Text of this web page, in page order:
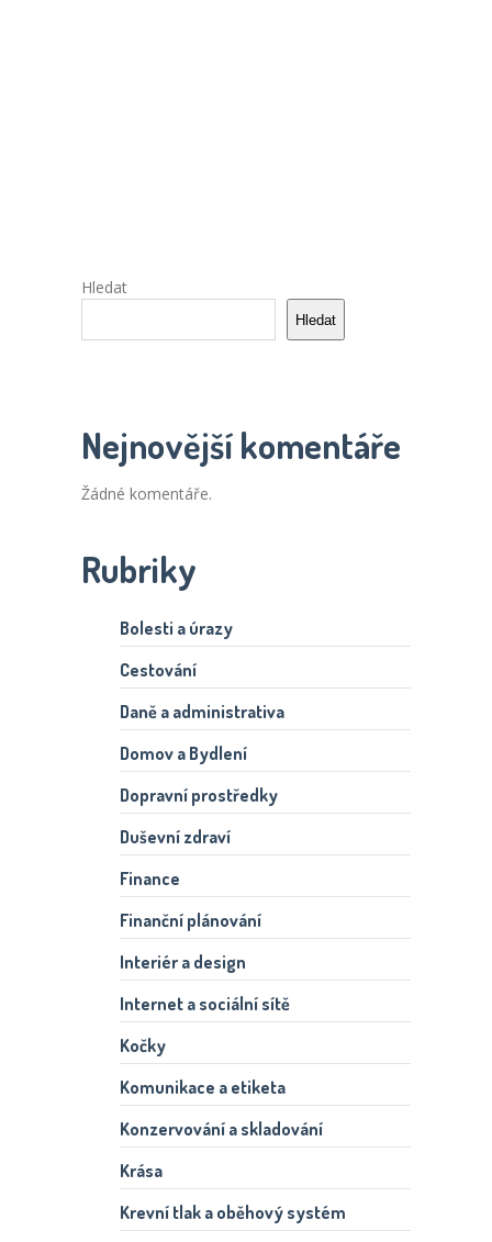
Hledat
Hledat
Nejnovější komentáře
Žádné komentáře.
Rubriky
Bolesti a úrazy
Cestování
Daně a administrativa
Domov a Bydlení
Dopravní prostředky
Duševní zdraví
Finance
Finanční plánování
Interiér a design
Internet a sociální sítě
Kočky
Komunikace a etiketa
Konzervování a skladování
Krása
Krevní tlak a oběhový systém